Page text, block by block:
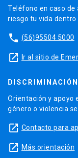
Teléfono en caso de
riesgo tu vida dentro
phone (56)95504 5000
launch Ir al sitio de
Orientación y apoyo
género o violencia
launch Contacto para
launch Más orientación